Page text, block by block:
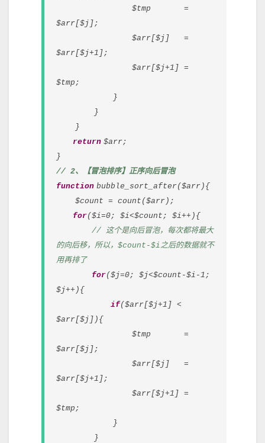
$tmp =
$arr[$j];
$arr[$j] =
$arr[$j+1];
$arr[$j+1] =
$tmp;
}
}
}
return $arr;
}
// 2、【冒泡排序】正序向后冒泡
function bubble_sort_after($arr){
$count = count($arr);
for($i=0; $i<$count; $i++){
// 这个是向后冒泡，每次都将最大
的向后移，所以，$count-$i之后的数据就不
用再排了
for($j=0; $j<$count-$i-1;
$j++){
if($arr[$j+1] <
$arr[$j]){
$tmp =
$arr[$j];
$arr[$j] =
$arr[$j+1];
$arr[$j+1] =
$tmp;
}
}